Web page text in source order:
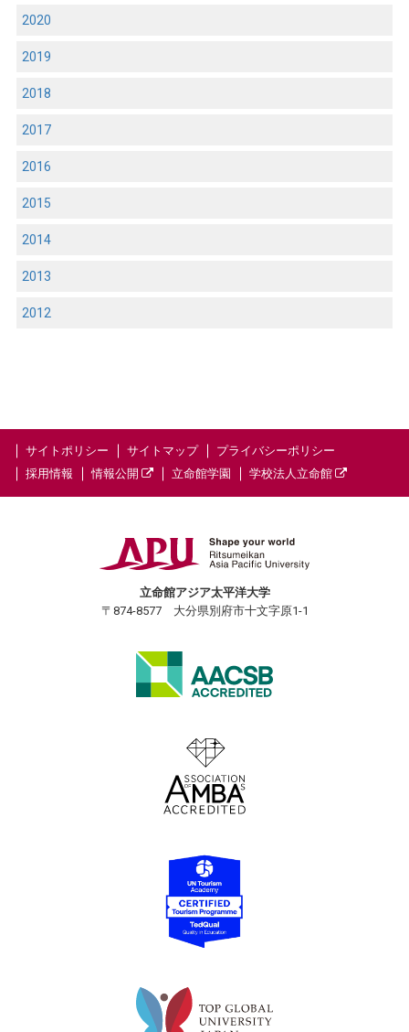
2020
2019
2018
2017
2016
2015
2014
2013
2012
サイトポリシー サイトマップ
プライバシーポリシー
採用情報
情報公開 立命館学園 学校法人立命館
立命館アジア太平洋大学
〒874-8577 大分県別府市十文字原1-1